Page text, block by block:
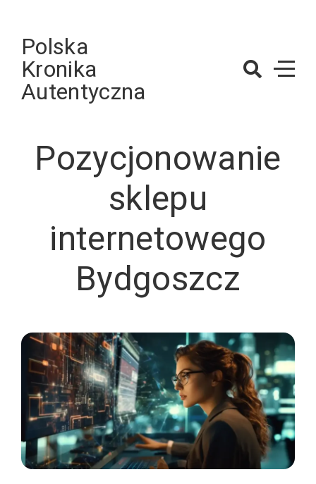
contentPolska
Kronika
Autentyczna
Pozycjonowanie
sklepu
internetowego
Bydgoszcz